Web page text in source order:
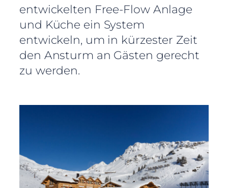
entwickelten Free-Flow Anlage
und Küche ein System
entwickeln, um in kürzester Zeit
den Ansturm an Gästen gerecht
zu werden.